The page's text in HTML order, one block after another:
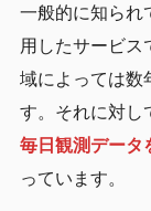
一般的に知られ
用したサービス
域によっては数
す。それに対し
毎日観測データ
っています。